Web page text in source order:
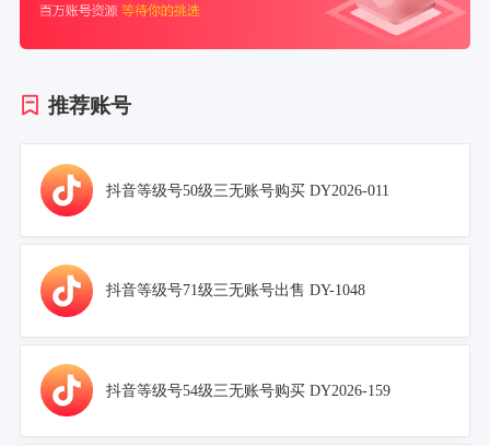
推荐账号
抖音等级号50级三无账号购买 DY2026-011
抖音等级号71级三无账号出售 DY-1048
抖音等级号54级三无账号购买 DY2026-159